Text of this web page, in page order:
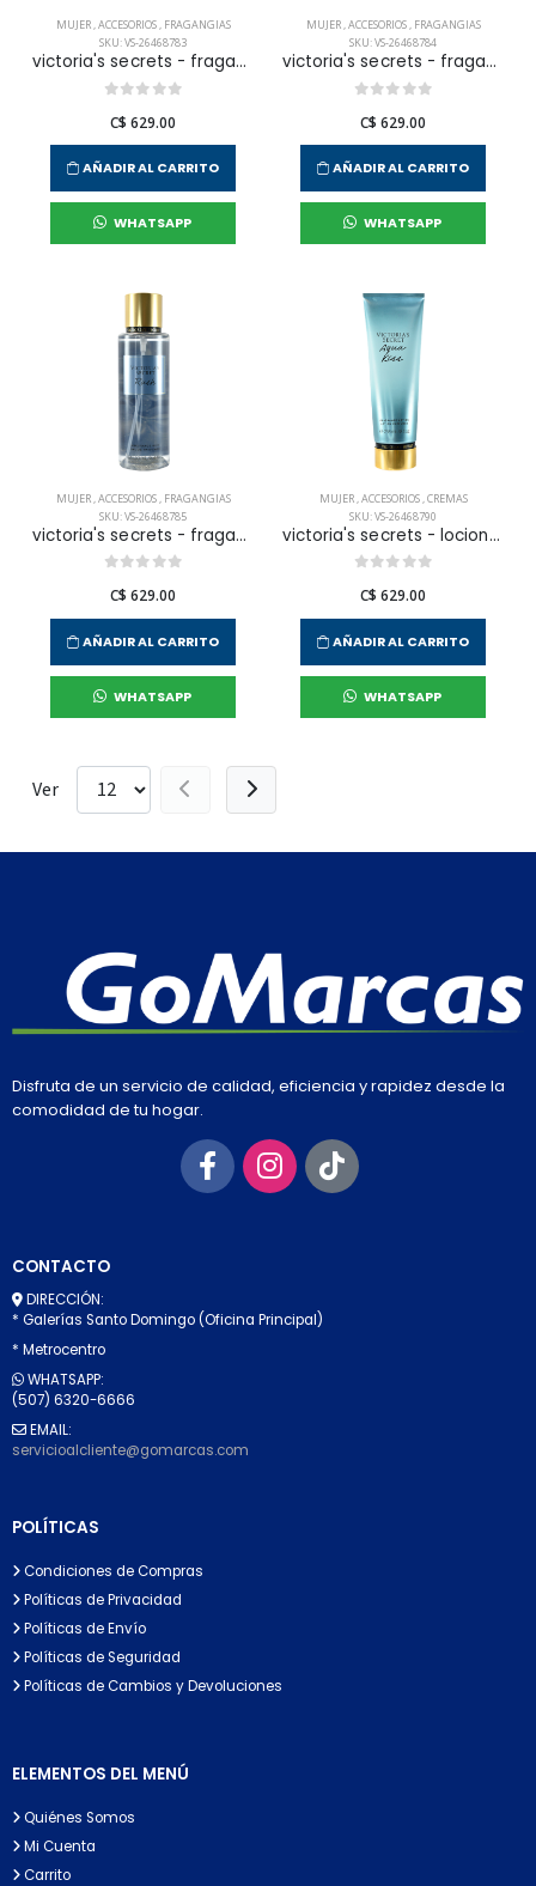
MUJER,ACCESORIOS, FRAGANGIAS
SKU: VS-26468783
victoria's secrets - fragancia corporal temptation para mujer
C$ 629.00
AÑADIR AL CARRITO
WHATSAPP
MUJER,ACCESORIOS, FRAGANGIAS
SKU: VS-26468784
victoria's secrets - fragancia corporal romantic para mujer
C$ 629.00
AÑADIR AL CARRITO
WHATSAPP
MUJER,ACCESORIOS, FRAGANGIAS
SKU: VS-26468785
victoria's secrets - fragancia corporal rush para mujer
C$ 629.00
AÑADIR AL CARRITO
WHATSAPP
MUJER,ACCESORIOS,CREMAS
SKU: VS-26468790
victoria's secrets - locion corporal aqua kiss body para mujer
C$ 629.00
AÑADIR AL CARRITO
WHATSAPP
Ver
Disfruta de un servicio de calidad, eficiencia y rapidez desde la
comodidad de tu hogar.
CONTACTO
DIRECCIÓN:
* Galerías Santo Domingo (Oficina Principal)
* Metrocentro
WHATSAPP:
(507) 6320-6666
EMAIL:
servicioalcliente@gomarcas.com
POLÍTICAS
Condiciones de Compras
Políticas de Privacidad
Políticas de Envío
Políticas de Seguridad
Políticas de Cambios y Devoluciones
ELEMENTOS DEL MENÚ
Quiénes Somos
Mi Cuenta
Carrito